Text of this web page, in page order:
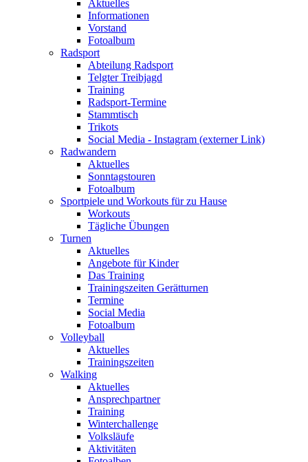
Aktuelles
Informationen
Vorstand
Fotoalbum
Radsport
Abteilung Radsport
Telgter Treibjagd
Training
Radsport-Termine
Stammtisch
Trikots
Social Media - Instagram (externer Link)
Radwandern
Aktuelles
Sonntagstouren
Fotoalbum
Sportpiele und Workouts für zu Hause
Workouts
Tägliche Übungen
Turnen
Aktuelles
Angebote für Kinder
Das Training
Trainingszeiten Gerätturnen
Termine
Social Media
Fotoalbum
Volleyball
Aktuelles
Trainingszeiten
Walking
Aktuelles
Ansprechpartner
Training
Winterchallenge
Volksläufe
Aktivitäten